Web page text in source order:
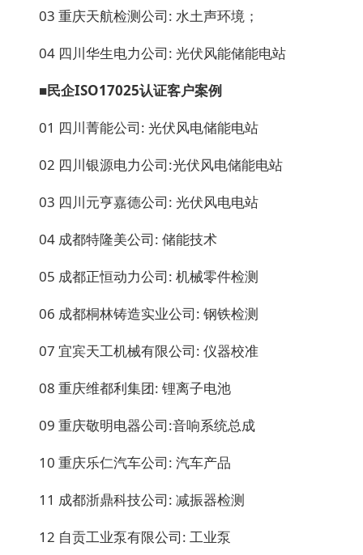
03 重庆天航检测公司: 水土声环境；
04 四川华生电力公司: 光伏风能储能电站
■民企ISO17025认证客户案例
01 四川菁能公司: 光伏风电储能电站
02 四川银源电力公司:光伏风电储能电站
03 四川元亨嘉德公司: 光伏风电电站
04 成都特隆美公司: 储能技术
05 成都正恒动力公司: 机械零件检测
06 成都桐林铸造实业公司: 钢铁检测
07 宜宾天工机械有限公司: 仪器校准
08 重庆维都利集团: 锂离子电池
09 重庆敬明电器公司:音响系统总成
10 重庆乐仁汽车公司: 汽车产品
11 成都浙鼎科技公司: 减振器检测
12 自贡工业泵有限公司: 工业泵